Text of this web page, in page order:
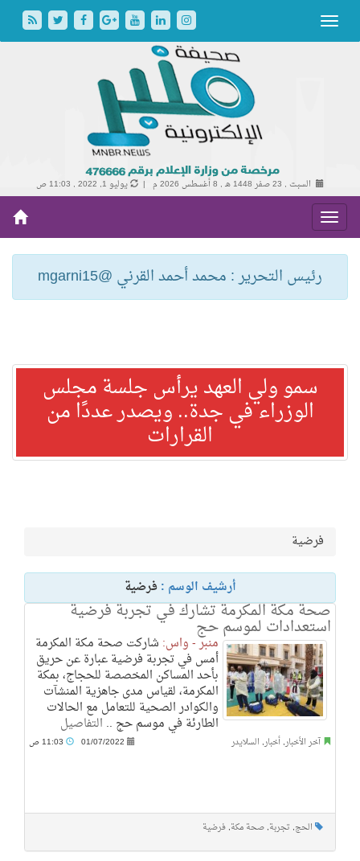
السبت , 23 صفر 1448 هـ , 8 أغسطس 2026 م | يوليو 1, 2022 , 11:03 ص
رئيس التحرير : محمد أحمد القرني @mgarni15
سمو ولي العهد يرأس جلسة مجلس
الوزراء في جدة.. ويصدر عددًا من
القرارات
فرضية
أرشيف الوسم :فرضية
صحة مكة المكرمة تشارك في تجربة فرضية
استعدادات لموسم حج
منبر - واس: شاركت صحة مكة المكرمة
أمس في تجربة فرضية عبارة عن حريق
بأحد المساكن المخصصة للحجاج، بمكة
المكرمة، لقياس مدى جاهزية المنشآت
والكوادر الصحية للتعامل مع الحالات
الطارئة في موسم حج .. التفاصيل
آخر الأخبار, أخبار, السلايدر 01/07/2022
الحج, تجربة, صحة مكة, فرضية